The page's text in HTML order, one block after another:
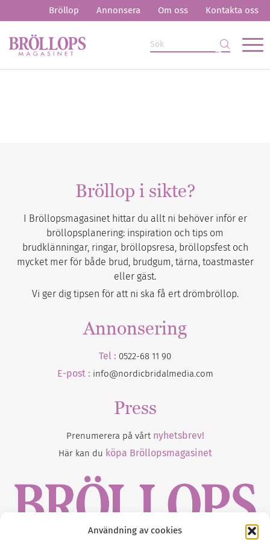
Användning av cookies
Bröllop Annonsera Om oss Kontakta oss
Bröllop i sikte?
I Bröllopsmagasinet hittar du allt ni behöver inför er
bröllopsplanering: inspiration och tips om
brudklänningar, ringar, bröllopsresa, bröllopsfest och
mycket mer för både brud, brudgum, tärna, toastmaster
eller gäst.
Vi ger dig tipsen för att ni ska få ert drömbröllop.
Annonsering
Tel : 0522-68 11 90
E-post : info@nordicbridalmedia.com
Press
Prenumerera på vårt nyhetsbrev!
Här kan du köpa Bröllopsmagasinet